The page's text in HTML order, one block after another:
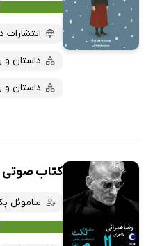
داستان و
داستان و
کتاب صوتی
ساموئل